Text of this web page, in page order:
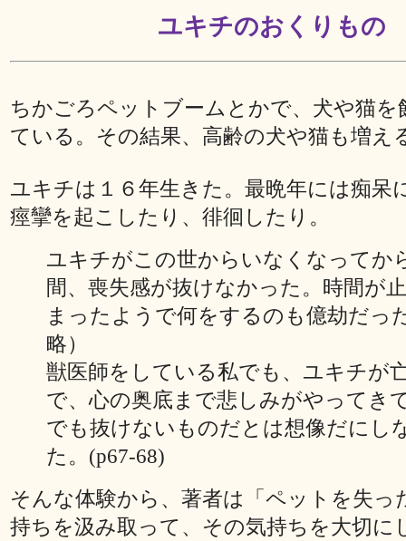
ユキチのおくりもの
ちかごろペットブームとかで、犬や猫を
ている。その結果、高齢の犬や猫も増え
ユキチは１６年生きた。最晩年には痴呆
痙攣を起こしたり、徘徊したり。
ユキチがこの世からいなくなってか
間、喪失感が抜けなかった。時間が
まったようで何をするのも億劫だっ
略）
獣医師をしている私でも、ユキチが
で、心の奥底まで悲しみがやってき
でも抜けないものだとは想像だにし
た。(p67-68)
そんな体験から、著者は「ペットを失っ
持ちを汲み取って、その気持ちを大切に